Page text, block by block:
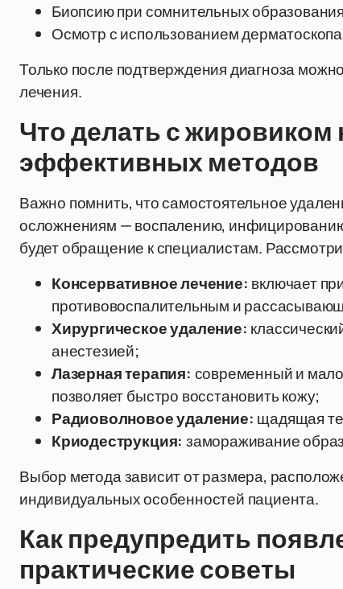
Биопсию при сомнительных
Осмотр с использованием
Только после подтверждения диагноза
лечения.
Что делать с жировиком
эффективных методов
Важно помнить, что самостоятельное
осложнениям — воспалению,
будет обращение к специалистам.
Консервативное лечение: включает
противовоспалительным и
Хирургическое удаление:
анестезией;
Лазерная терапия: современный и
позволяет быстро восстановить кожу;
Радиоволновое удаление: щадящая
Криодеструкция: замораживание
Выбор метода зависит от размера,
индивидуальных особенностей пациента.
Как предупредить
практические советы